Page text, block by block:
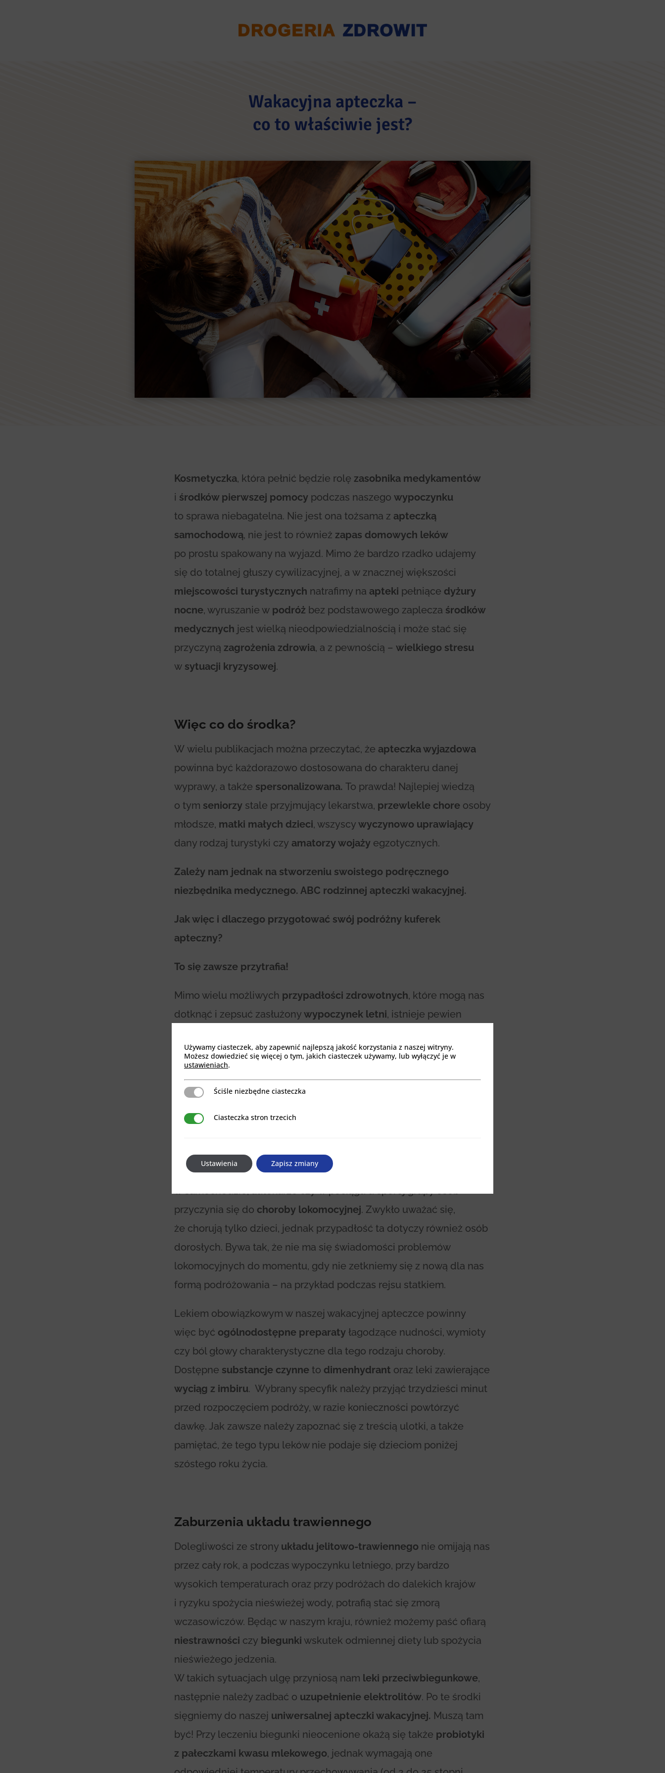
Wakacyjna apteczka –
co to właściwie jest?
Kosmetyczka, która pełnić będzie rolę zasobnika medykamentów
i środków pierwszej pomocy podczas naszego wypoczynku
to sprawa niebagatelna. Nie jest ona tożsama z apteczką
samochodową, nie jest to również zapas domowych leków
po prostu spakowany na wyjazd. Mimo że bardzo rzadko udajemy
się do totalnej głuszy cywilizacyjnej, a w znacznej większości
miejscowości turystycznych natrafimy na apteki pełniące dyżury
nocne, wyruszanie w podróż bez podstawowego zaplecza środków
medycznych jest wielką nieodpowiedzialnością i może stać się
przyczyną zagrożenia zdrowia, a z pewnością – wielkiego stresu
w sytuacji kryzysowej.
Więc co do środka?
W wielu publikacjach można przeczytać, że apteczka wyjazdowa
powinna być każdorazowo dostosowana do charakteru danej
wyprawy, a także spersonalizowana. To prawda! Najlepiej wiedzą
o tym seniorzy stale przyjmujący lekarstwa, przewlekle chore osoby
młodsze, matki małych dzieci, wszyscy wyczynowo uprawiający
dany rodzaj turystyki czy amatorzy wojaży egzotycznych.
Zależy nam jednak na stworzeniu swoistego podręcznego
niezbędnika medycznego. ABC rodzinnej apteczki wakacyjnej.
Jak więc i dlaczego przygotować swój podróżny kuferek
apteczny?
To się zawsze przytrafia!
Mimo wielu możliwych przypadłości zdrowotnych, które mogą nas
dotknąć i zepsuć zasłużony wypoczynek letni, istnieje pewien
wieku i w każdym wakacyjnym miejscu.
Choroba lokomocyjna
przemieszczanie się z jednego miejsca w inne za pomocą
różnorakich środków transportu. Wielogodzinne przebywanie
w samochodzie, autokarze czy w pociągu u sporej grupy osób
przyczynia się do choroby lokomocyjnej. Zwykło uważać się,
że chorują tylko dzieci, jednak przypadłość ta dotyczy również osób
dorosłych. Bywa tak, że nie ma się świadomości problemów
lokomocyjnych do momentu, gdy nie zetkniemy się z nową dla nas
formą podróżowania – na przykład podczas rejsu statkiem.
Lekiem obowiązkowym w naszej wakacyjnej apteczce powinny
więc być ogólnodostępne preparaty łagodzące nudności, wymioty
czy ból głowy charakterystyczne dla tego rodzaju choroby.
Dostępne substancje czynne to dimenhydrant oraz leki zawierające
wyciąg z imbiru. Wybrany specyfik należy przyjąć trzydzieści minut
przed rozpoczęciem podróży, w razie konieczności powtórzyć
dawkę. Jak zawsze należy zapoznać się z treścią ulotki, a także
pamiętać, że tego typu leków nie podaje się dzieciom poniżej
szóstego roku życia.
Zaburzenia układu trawiennego
Dolegliwości ze strony układu jelitowo-trawiennego nie omijają nas
przez cały rok, a podczas wypoczynku letniego, przy bardzo
wysokich temperaturach oraz przy podróżach do dalekich krajów
i ryzyku spożycia nieświeżej wody, potrafią stać się zmorą
wczasowiczów. Będąc w naszym kraju, również możemy paść ofiarą
niestrawności czy biegunki wskutek odmiennej diety lub spożycia
nieświeżego jedzenia.
W takich sytuacjach ulgę przyniosą nam leki przeciwbiegunkowe,
następnie należy zadbać o uzupełnienie elektrolitów. Po te środki
sięgniemy do naszej uniwersalnej apteczki wakacyjnej. Muszą tam
być! Przy leczeniu biegunki nieocenione okażą się także probiotyki
z pałeczkami kwasu mlekowego, jednak wymagają one
Używamy ciasteczek, aby zapewnić najlepszą jakość korzystania z naszej witryny.
Możesz dowiedzieć się więcej o tym, jakich ciasteczek używamy, lub wyłączyć je w
ustawieniach.
Ściśle niezbędne ciasteczka
Ściśle niezbędne ciasteczka
Ciasteczka stron trzecich
Ciasteczka stron trzecich
Ustawienia Zapisz zmiany